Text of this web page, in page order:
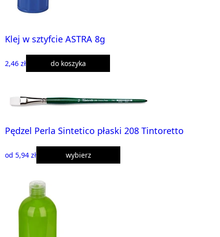
Klej w sztyfcie ASTRA 8g
2,46 zł do koszyka
Pędzel Perla Sintetico płaski 208 Tintoretto
od 5,94 zł wybierz